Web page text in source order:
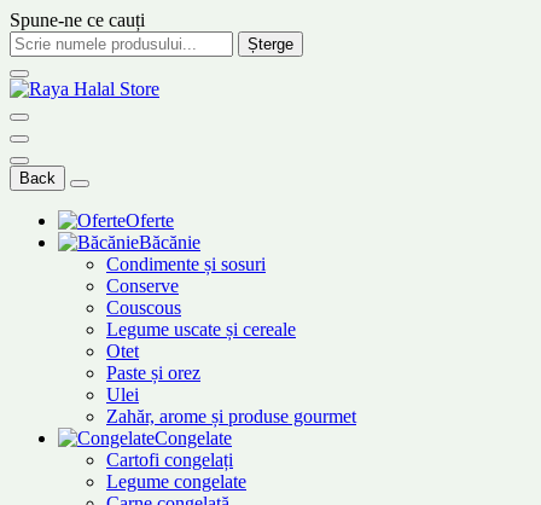
Spune-ne ce cauți
Șterge
Back
Oferte
Băcănie
Condimente și sosuri
Conserve
Couscous
Legume uscate și cereale
Otet
Paste și orez
Ulei
Zahăr, arome și produse gourmet
Congelate
Cartofi congelați
Legume congelate